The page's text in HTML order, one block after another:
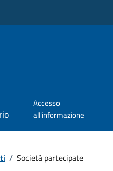
Accesso
all'informazione
/ Società partecipate